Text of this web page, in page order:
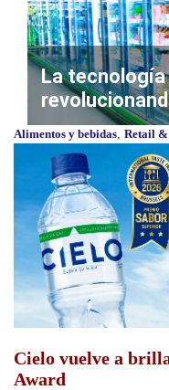
La
Alimentos y bebidas, Retail
Cielo vuelve a
Award